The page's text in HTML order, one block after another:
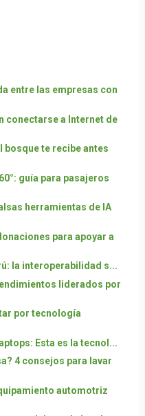
entre las empresas con
conectarse a Internet de
bosque te recibe antes
guía para pasajeros
herramientas de IA
para apoyar a
la interoperabilidad s...
liderados por
por tecnología
Esta es la tecnol...
4 consejos para lavar
automotriz